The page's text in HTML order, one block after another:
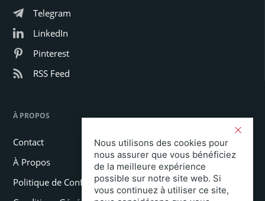
Telegram
LinkedIn
Pinterest
RSS Feed
À PROPOS
Contact
À Propos
Politique de Confidentialité
Nous utilisons des cookies pour
nous assurer que vous bénéficiez
de la meilleure expérience
possible sur notre site web. Si
vous continuez à utiliser ce site,